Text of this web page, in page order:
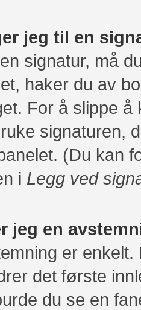
jeg til en
signatur, må
haker du av
For å slippe
signaturen,
(Du kan
i Legg ved
jeg en
er
det første
du se en